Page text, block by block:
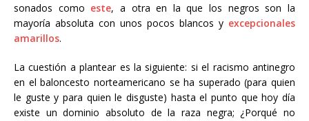
sonados como este, a otra en la que los negros son la
mayoría absoluta con unos pocos blancos y excepcionales
amarillos.
La cuestión a plantear es la siguiente: si el racismo antinegro
en el baloncesto norteamericano se ha superado (para quien
le guste y para quien le disguste) hasta el punto que hoy día
existe un dominio absoluto de la raza negra; ¿Porqué no